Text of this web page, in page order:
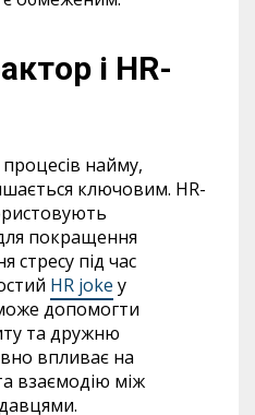
і HR-
найму,
ключовим. HR-
покращення
стресу під час
HR joke у
допомогти
та дружню
впливає на
взаємодію між